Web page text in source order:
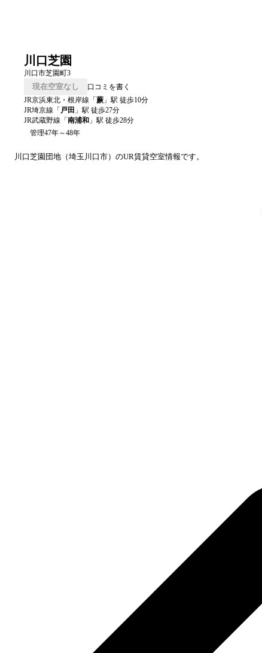
川口芝園
川口市芝園町3
現在空室なし
口コミを書く
JR京浜東北・根岸線 「 蕨 」駅 徒歩10分
JR埼京線 「 戸田 」駅 徒歩27分
JR武蔵野線 「 南浦和 」駅 徒歩28分
管理47年～48年
川口芝園 団地（埼玉 川口市）のUR賃貸空室情報です。